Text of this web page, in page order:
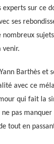
sur ce
ses
venir.
Barthès et
avec ce
qui fait la
ne pas
tout en